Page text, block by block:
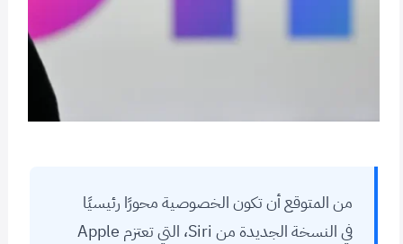
من المتوقع أن تكون الخصوصية محورًا رئيسيًا
في النسخة الجديدة من Siri، التي تعتزم Apple